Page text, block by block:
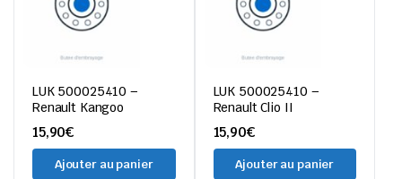
LUK 500025410 –
Renault Kangoo
15,90€
Ajouter au panier
LUK 500025410 –
Renault Clio II
15,90€
Ajouter au panier